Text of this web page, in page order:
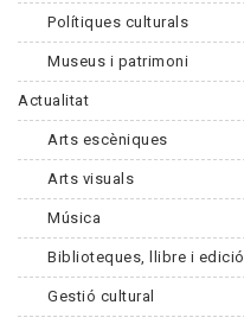
Polítiques culturals
Museus i patrimoni
Actualitat
Arts escèniques
Arts visuals
Música
Biblioteques, llibre i edició
Gestió cultural